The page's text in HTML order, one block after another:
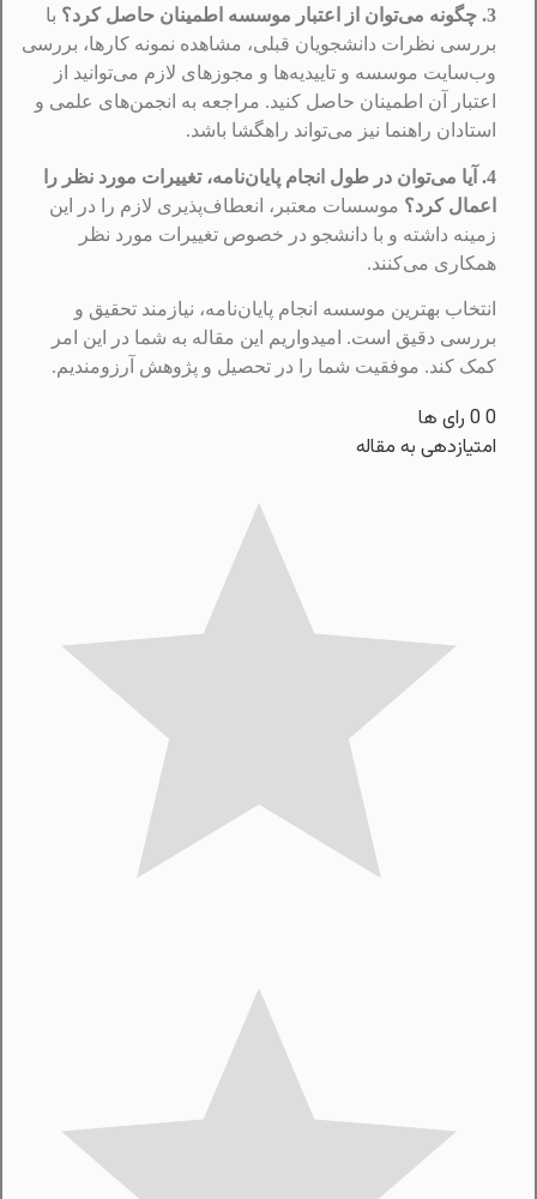
3. چگونه می‌توان از اعتبار موسسه اطمینان حاصل کرد؟
با
بررسی نظرات دانشجویان قبلی، مشاهده نمونه کارها، بررسی
وب‌سایت موسسه و تاییدیه‌ها و مجوزهای لازم می‌توانید از
اعتبار آن اطمینان حاصل کنید. مراجعه به انجمن‌های علمی و
استادان راهنما نیز می‌تواند راهگشا باشد.
4. آیا می‌توان در طول انجام پایان‌نامه، تغییرات مورد نظر را
اعمال کرد؟ موسسات معتبر، انعطاف‌پذیری لازم را در این
زمینه داشته و با دانشجو در خصوص تغییرات مورد نظر
همکاری می‌کنند.
انتخاب بهترین موسسه انجام پایان‌نامه، نیازمند تحقیق و
بررسی دقیق است. امیدواریم این مقاله به شما در این امر
کمک کند. موفقیت شما را در تحصیل و پژوهش آرزومندیم.
0
0 رای ها
امتیازدهی به مقاله